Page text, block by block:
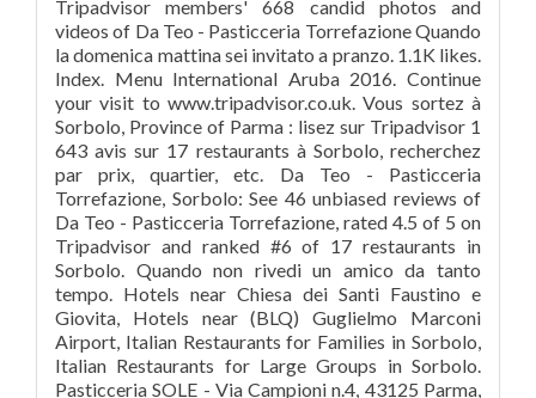
Tripadvisor members' 668 candid photos and
videos of Da Teo - Pasticceria Torrefazione Quando
la domenica mattina sei invitato a pranzo. 1.1K likes.
Index. Menu International Aruba 2016. Continue
your visit to www.tripadvisor.co.uk. Vous sortez à
Sorbolo, Province of Parma : lisez sur Tripadvisor 1
643 avis sur 17 restaurants à Sorbolo, recherchez
par prix, quartier, etc. Da Teo - Pasticceria
Torrefazione, Sorbolo: See 46 unbiased reviews of
Da Teo - Pasticceria Torrefazione, rated 4.5 of 5 on
Tripadvisor and ranked #6 of 17 restaurants in
Sorbolo. Quando non rivedi un amico da tanto
tempo. Hotels near Chiesa dei Santi Faustino e
Giovita, Hotels near (BLQ) Guglielmo Marconi
Airport, Italian Restaurants for Families in Sorbolo,
Italian Restaurants for Large Groups in Sorbolo.
Pasticceria SOLE - Via Campioni n.4, 43125 Parma,